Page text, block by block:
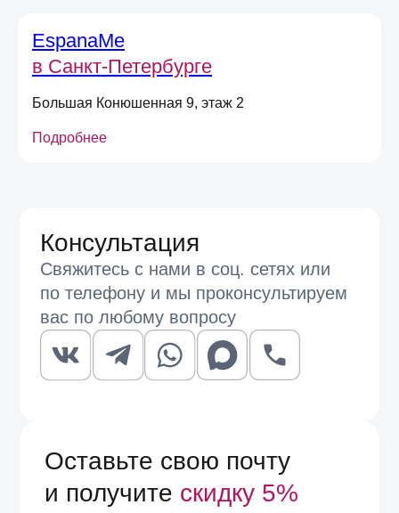
EspanaMe
в Санкт-Петербурге
Большая Конюшенная 9, этаж 2
Подробнее
Отправить